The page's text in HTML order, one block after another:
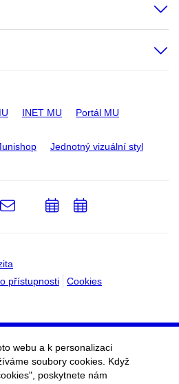
INET MU Portál MU
Jednotný vizuální styl
přístupnosti Cookies
e-
PřidatPřidat
webu a k personalizaci
soubory cookies. Když
poskytnete nám